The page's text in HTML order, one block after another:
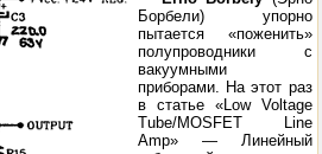
845, 2х20 ВтЛамповый усилитель XD850MKIII: 300B, 2х9 Вт
Борбели) упорно
пытается «поженить»
полупроводники с
вакуумными
приборами. На этот раз
в статье «Low Voltage
Tube/MOSFET Line
Amp» — Линейный